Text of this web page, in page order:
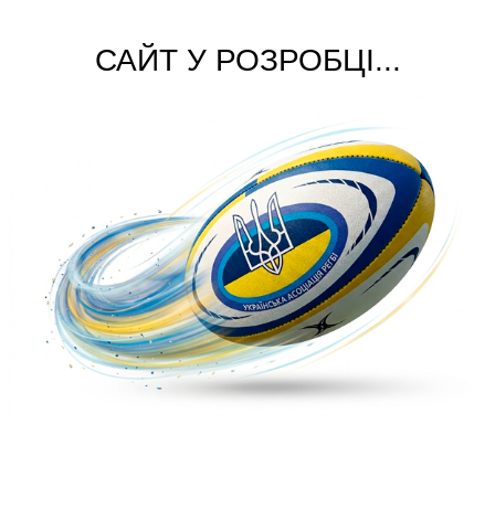
САЙТ У РОЗРОБЦІ...